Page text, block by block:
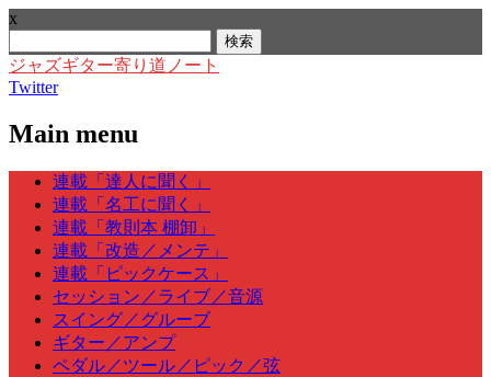
x
索:
ジャズギター寄り道ノート
Twitter
Main menu
Skip
content
連載「達人に聞く」
連載「名工に聞く」
連載「教則本 棚卸」
連載「改造／メンテ」
連載「ピックケース」
セッション／ライブ／音源
スイング／グルーブ
ギター／アンプ
ペダル／ツール／ピック／弦